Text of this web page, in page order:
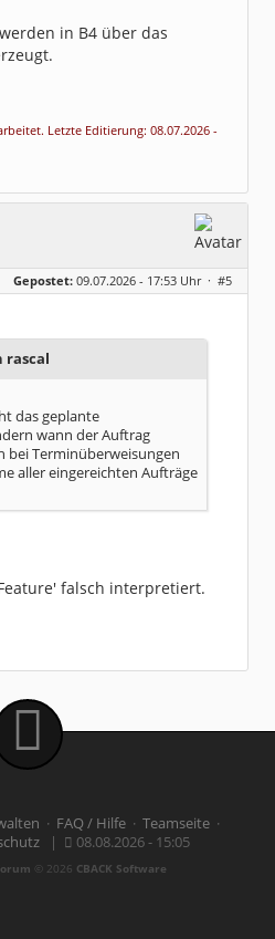
in B4 über das
Letzte Editierung: 08.07.2026 -
Gepostet: 09.07.2026 - 17:53 Uhr · #5
rascal
das geplante
wann der Auftrag
bei Terminüberweisungen
aller eingereichten Aufträge
falsch interpretiert.
· FAQ / Hilfe· Teamseite·
| 08.08.2026 - 15:05
© 2026 CBACK Software